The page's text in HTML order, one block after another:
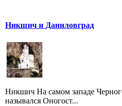
Никшич и Даниловград
Никшич На самом западе
назывался Оногост...